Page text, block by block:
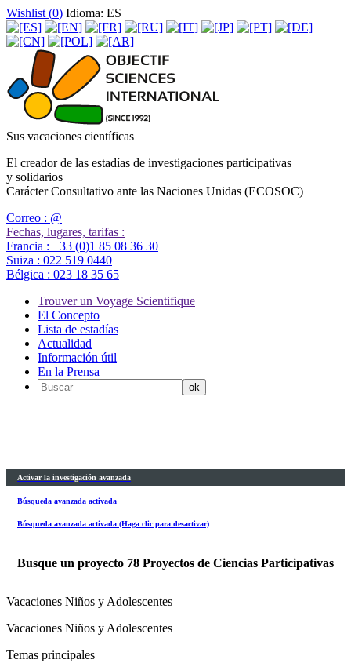
Wishlist (0) Idioma: ES
Sus vacaciones científicas
El creador de las estadías de investigaciones participativas
y solidarios
Carácter Consultativo ante las Naciones Unidas (ECOSOC)
Correo : @
Fechas, lugares, tarifas :
Francia : +33 (0)1 85 08 36 30
Suiza : 022 519 0440
Bélgica : 023 18 35 65
Trouver un Voyage Scientifique
El Concepto
Lista de estadías
Actualidad
Información útil
En la Prensa
Activar la investigación avanzada
Búsqueda avanzada activada
Búsqueda avanzada activada (Haga clic para desactivar)
Busque un proyecto 78 Proyectos de Ciencias Participativas
Vacaciones Niños y Adolescentes
Vacaciones Niños y Adolescentes
Temas principales